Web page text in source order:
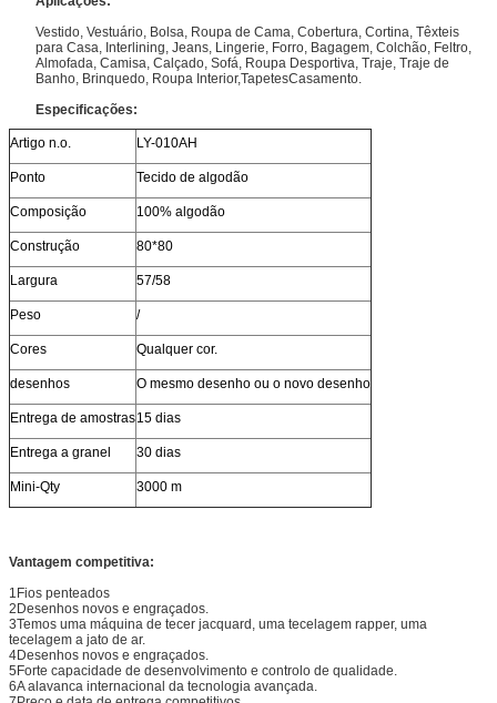
Vestido, Vestuário, Bolsa, Roupa de Cama, Cobertura, Cortina, Têxteis
para Casa, Interlining, Jeans, Lingerie, Forro, Bagagem, Colchão, Feltro,
Almofada, Camisa, Calçado, Sofá, Roupa Desportiva, Traje, Traje de
Banho, Brinquedo, Roupa Interior,TapetesCasamento.
Especificações:
Artigo n.o. LY-010AH
Ponto Tecido de algodão
Composição 100% algodão
Construção 80*80
Largura 57/58
Peso /
Cores Qualquer cor.
desenhos O mesmo desenho ou o novo desenho
Entrega de amostras15 dias
Entrega a granel 30 dias
Mini-Qty 3000 m
Vantagem competitiva:
1Fios penteados
2Desenhos novos e engraçados.
3Temos uma máquina de tecer jacquard, uma tecelagem rapper, uma
tecelagem a jato de ar.
4Desenhos novos e engraçados.
5Forte capacidade de desenvolvimento e controlo de qualidade.
6A alavanca internacional da tecnologia avançada.